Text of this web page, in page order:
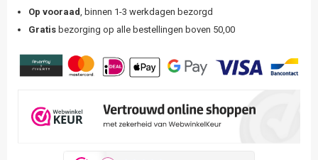
Op vooraad
, binnen 1-3 werkdagen bezorgd
Gratis bezorging op alle bestellingen boven 50,00